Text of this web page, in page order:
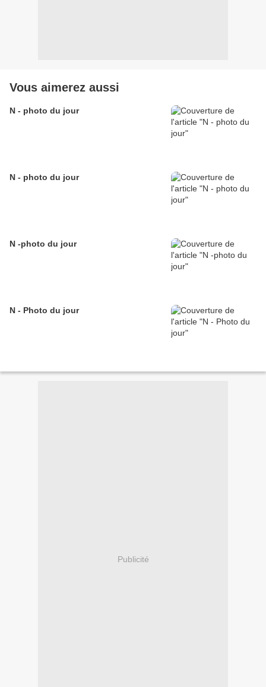
Vous aimerez aussi
N - photo du jour
N - photo du jour
N -photo du jour
N - Photo du jour
Publicité